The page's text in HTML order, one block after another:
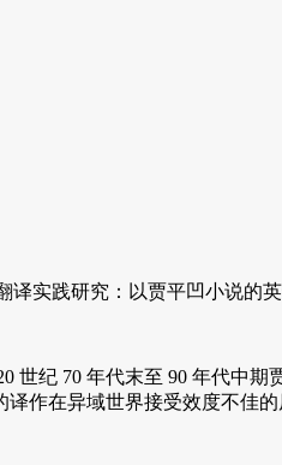
实践研究：以贾平凹小说的英
纪 70 年代末至 90 年代中期
译作在异域世界接受效度不佳